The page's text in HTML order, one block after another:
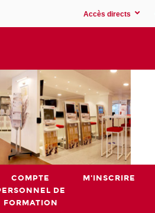
Accès directs
COMPTE
DE
FORMATION
M'INSCRIRE